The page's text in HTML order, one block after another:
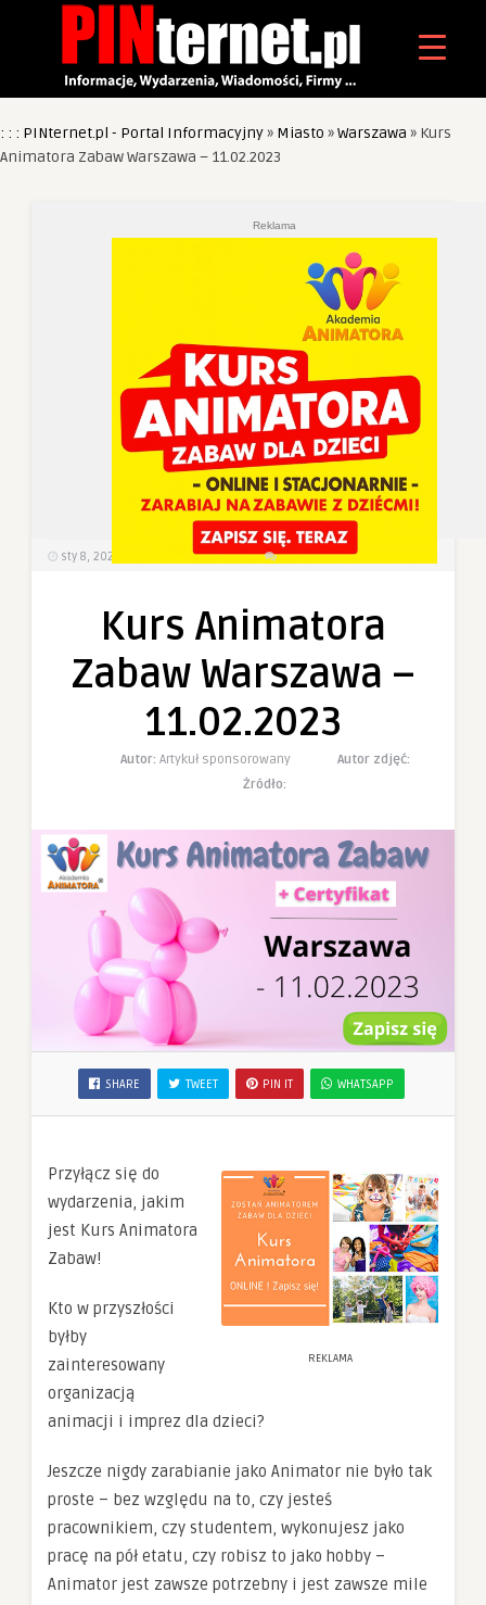
: : : PINternet.pl - Portal Informacyjny» Miasto »Warszawa » Kurs
Animatora Zabaw Warszawa – 11.02.2023
Reklama
sty 8, 2023 Wyświetlenia 0 Komentarzy
Kurs Animatora
Zabaw Warszawa –
11.02.2023
Autor: Artykuł sponsorowany
Autor zdjęć:
Żródło:
SHARE TWEET PIN IT WHATSAPP
REKLAMA
Przyłącz się do
wydarzenia, jakim
jest Kurs Animatora
Zabaw!
Kto w przyszłości
byłby
zainteresowany
organizacją
animacji i imprez dla dzieci?
Jeszcze nigdy zarabianie jako Animator nie było tak
proste – bez względu na to, czy jesteś
pracownikiem, czy studentem, wykonujesz jako
pracę na pół etatu, czy robisz to jako hobby –
Animator jest zawsze potrzebny i jest zawsze mile